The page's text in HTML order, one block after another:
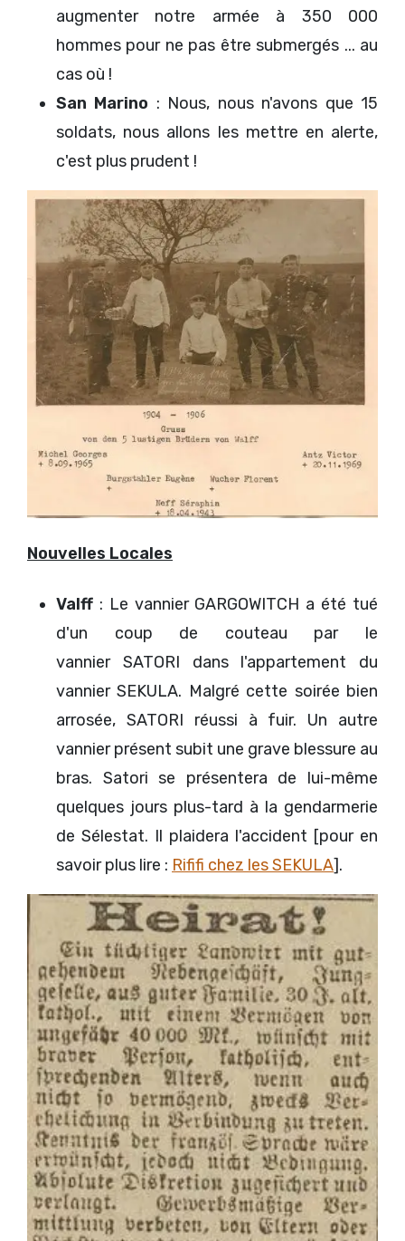
augmenter notre armée à 350 000
hommes pour ne pas être submergés ... au
cas où !
San Marino : Nous, nous n'avons que 15
soldats, nous allons les mettre en alerte,
c'est plus prudent !
Nouvelles Locales
Valff : Le vannier GARGOWITCH a été tué
d'un coup de couteau par le
vannier SATORI dans l'appartement du
vannier SEKULA. Malgré cette soirée bien
arrosée, SATORI réussi à fuir. Un autre
vannier présent subit une grave blessure au
bras. Satori se présentera de lui-même
quelques jours plus-tard à la gendarmerie
de Sélestat. Il plaidera l'accident [pour en
savoir plus lire : Rififi chez les SEKULA].